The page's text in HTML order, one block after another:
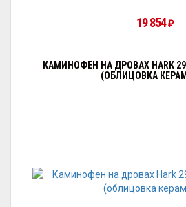
19 854₽
КАМИНОФЕН НА ДРОВАХ HARK 29
(ОБЛИЦОВКА